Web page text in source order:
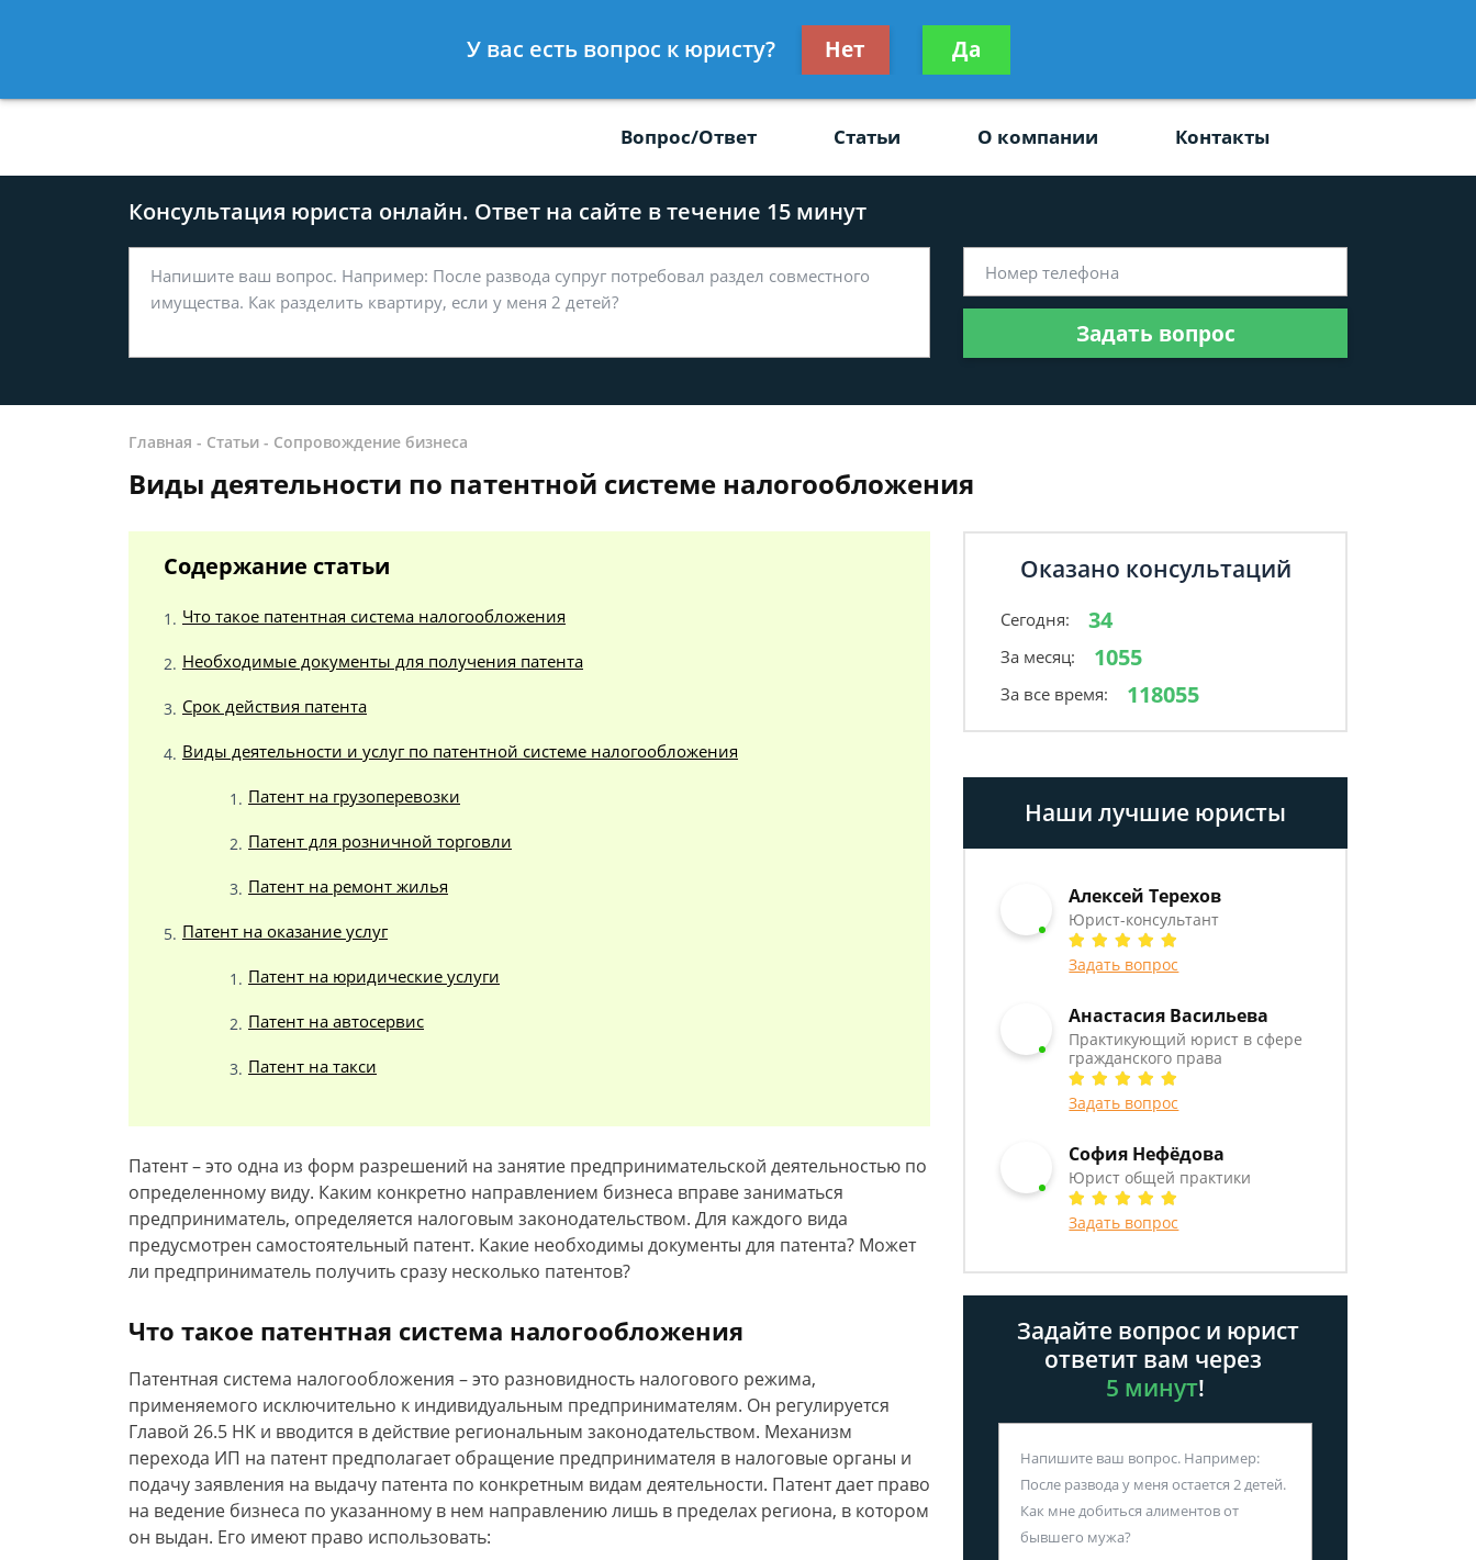
8 812 509-27-47
Получите консультацию
бесплатно
Вопрос/Ответ Статьи О компании Контакты
Консультация юриста онлайн. Ответ на сайте в течение 15 минут
Задать вопрос
Главная - Статьи - Сопровождение бизнеса
Виды деятельности по патентной системе налогообложения
Содержание статьи
Что такое патентная система налогообложения
Необходимые документы для получения патента
Срок действия патента
Виды деятельности и услуг по патентной системе налогообложения
Патент на грузоперевозки
Патент для розничной торговли
Патент на ремонт жилья
Патент на оказание услуг
Патент на юридические услуги
Патент на автосервис
Патент на такси
Патент – это одна из форм разрешений на занятие предпринимательской деятельностью по
определенному виду. Каким конкретно направлением бизнеса вправе заниматься
предприниматель, определяется налоговым законодательством. Для каждого вида
предусмотрен самостоятельный патент. Какие необходимы документы для патента? Может
ли предприниматель получить сразу несколько патентов?
Что такое патентная система налогообложения
Патентная система налогообложения – это разновидность налогового режима,
применяемого исключительно к индивидуальным предпринимателям. Он регулируется
Главой 26.5 НК и вводится в действие региональным законодательством. Механизм
перехода ИП на патент предполагает обращение предпринимателя в налоговые органы и
подачу заявления на выдачу патента по конкретным видам деятельности. Патент дает право
на ведение бизнеса по указанному в нем направлению лишь в пределах региона, в котором
он выдан. Его имеют право использовать:
Оказано консультаций
Сегодня: 34
За месяц: 1055
За все время: 118055
Наши лучшие юристы
Алексей Терехов
Юрист-консультант
Задать вопрос
Анастасия Васильева
Практикующий юрист в сфере
гражданского права
Задать вопрос
София Нефёдова
Юрист общей практики
Задать вопрос
Задайте вопрос и юрист
ответит вам через
5 минут!
У вас есть вопрос к юристу? Нет Да